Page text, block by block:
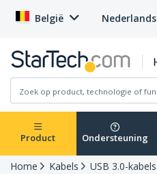
België Nederlands
Product Ondersteuning
Home Kabels USB 3.0-kabels